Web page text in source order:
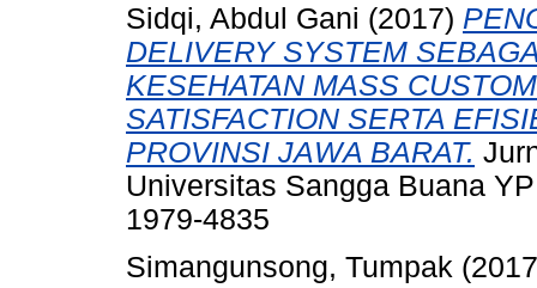
Sidqi, Abdul Gani (2017)
DELIVERY SYSTEM
KESEHATAN MASS
SATISFACTION SERTA
PROVINSI JAWA BARAT.
Universitas Sangga Buana
1979-4835
Simangunsong, Tumpak